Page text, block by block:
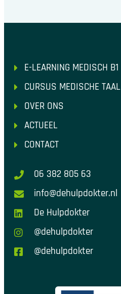
E-LEARNING MEDISCH B1
CURSUS MEDISCHE TAAL
OVER ONS
ACTUEEL
CONTACT
06 382 805 63
info@dehulpdokter.nl
De Hulpdokter
@dehulpdokter
@dehulpdokter